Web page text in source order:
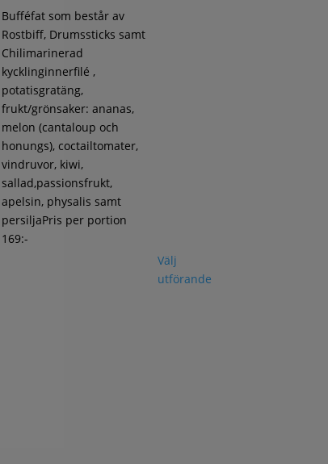
Bufféfat som består av
Rostbiff, Drumssticks samt
Chilimarinerad
kycklinginnerfilé ,
potatisgratäng,
frukt/grönsaker: ananas,
melon (cantaloup och
honungs), coctailtomater,
vindruvor, kiwi,
sallad,passionsfrukt,
apelsin, physalis samt
persiljaPris per portion
169:-
Välj
utförande